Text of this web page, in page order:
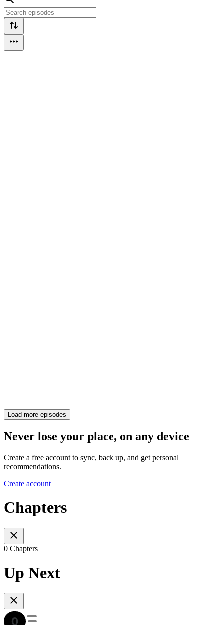
Load more episodes
Never lose your place, on any device
Create a free account to sync, back up, and get personal
recommendations.
Create account
Chapters
0 Chapters
Up Next